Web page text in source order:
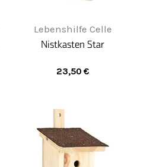
Lebenshilfe Celle
Nistkasten Star
23,50 €